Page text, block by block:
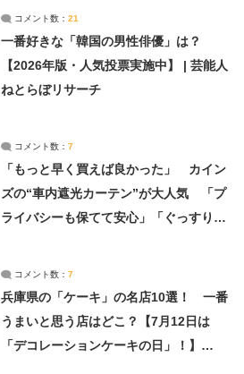
コメント数： 21
一番好きな「韓国の男性俳優」は？
【2026年版・人気投票実施中】 | 芸能人
ねとらぼリサーチ
コメント数： 7
「もっと早く買えば良かった」 カイン
ズの“車内遮光カーテン”が大人気 「プ
ライバシーも保てて安心」「ぐっすり眠
コメント数： 7
兵庫県の「ケーキ」の名店10選！ 一番
うまいと思う店はどこ？【7月12日は
「デコレーションケーキの日」！】